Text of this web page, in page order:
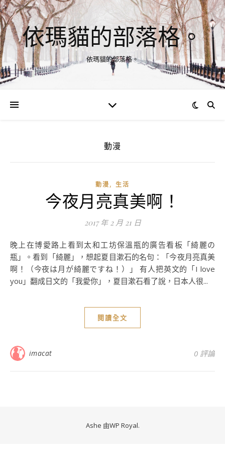
依瑪貓的部落格。
依瑪貓的部落格。
動漫
動漫, 生活
今夜月亮真美啊！
2017 年 2 月 21 日
晚上在博愛路上看到太和工坊保溫瓶的廣告看板「綺麗の
瓶」。看到「綺麗」，想起夏目漱石的名句：「今夜月亮真美
啊！（今夜は月が綺麗ですね！）」 有人把英文的「I love
you」翻成日文的「我愛你」，夏目漱石看了說，日本人很...
閱讀全文
imacat 0 評論
Ashe 由WP Royal.